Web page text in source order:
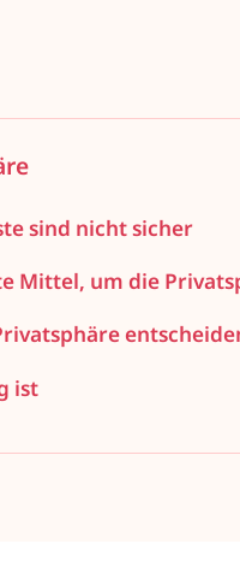
sind nicht sicher
Mittel, um die
ist